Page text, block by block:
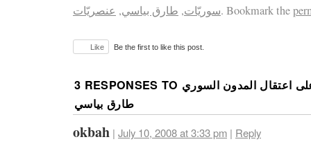
سوريّات, طارق بياسي, عنصريّات . Bookmark the
Like Be the first to like this post.
3 RESPONSES TO اعتقال المدون السوري
طارق بياسي
okbah | July 10, 2008 at 3:33 pm | Reply